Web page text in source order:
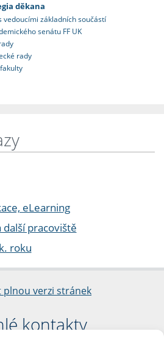
děkana
vedoucími základních součástí
senátu FF UK
rady
eLearning
další pracoviště
roku
plnou verzi stránek
kontakty